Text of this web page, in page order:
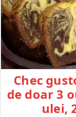
Chec
de doar 3
ulei,